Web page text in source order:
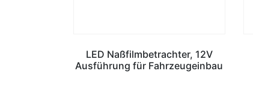
LED Naßfilmbetrachter, 12V
Ausführung für Fahrzeugeinbau